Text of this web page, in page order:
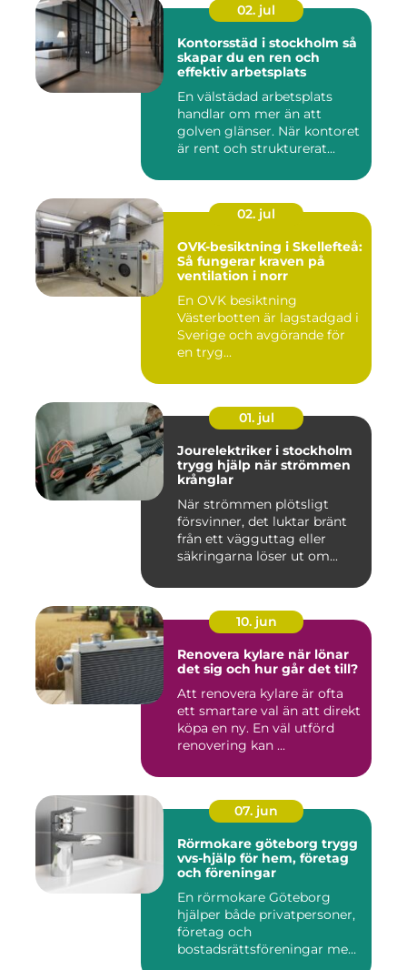
02. jul
Kontorsstäd i stockholm så
skapar du en ren och
effektiv arbetsplats
En välstädad arbetsplats
handlar om mer än att
golven glänser. När kontoret
är rent och strukturerat...
02. jul
OVK-besiktning i Skellefteå:
Så fungerar kraven på
ventilation i norr
En OVK besiktning
Västerbotten är lagstadgad i
Sverige och avgörande för
en tryg...
01. jul
Jourelektriker i stockholm
trygg hjälp när strömmen
krånglar
När strömmen plötsligt
försvinner, det luktar bränt
från ett vägguttag eller
säkringarna löser ut om...
10. jun
Renovera kylare när lönar
det sig och hur går det till?
Att renovera kylare är ofta
ett smartare val än att direkt
köpa en ny. En väl utförd
renovering kan ...
07. jun
Rörmokare göteborg trygg
vvs-hjälp för hem, företag
och föreningar
En rörmokare Göteborg
hjälper både privatpersoner,
företag och
bostadsrättsföreningar med